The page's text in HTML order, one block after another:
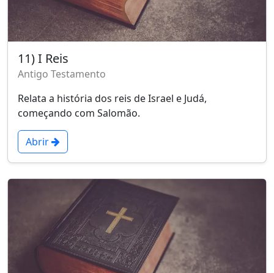
11) I Reis
Antigo Testamento
Relata a história dos reis de Israel e Judá,
começando com Salomão.
Abrir